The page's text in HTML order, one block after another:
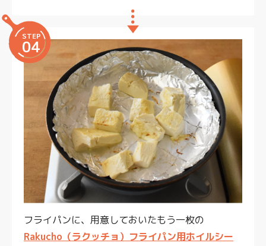
STEP
04
フライパンに、用意しておいたもう一枚の
Rakucho（ラクッチョ）フライパン用ホイルシー